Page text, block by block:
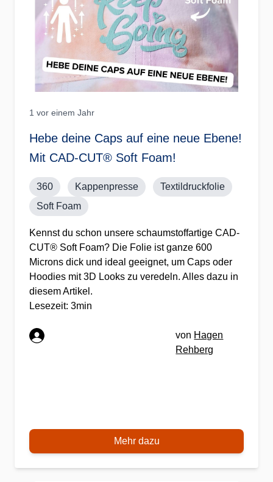
1 vor einem Jahr
Hebe deine Caps auf eine neue Ebene!
Mit CAD-CUT® Soft Foam!
360 Kappenpresse
Textildruckfolie
Soft Foam
Kennst du schon unsere schaumstoffartige CAD-
CUT® Soft Foam? Die Folie ist ganze 600
Microns dick und ideal geeignet, um Caps oder
Hoodies mit 3D Looks zu veredeln. Alles dazu in
diesem Artikel.
Lesezeit: 3min
von Hagen
Rehberg
Mehr dazu